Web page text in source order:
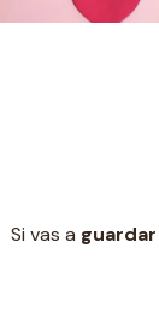
Si vas a